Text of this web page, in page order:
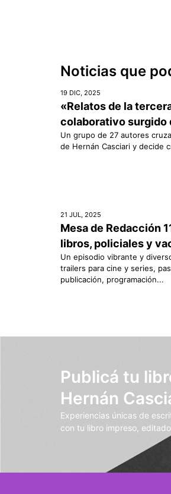
Noticias que
19 DIC, 2025
«Relatos de la
colaborativo surgido
Un grupo de 27 autores
de Hernán Casciari y decide
21 JUL, 2025
Mesa de Redacción
libros, policiales y
Un episodio vibrante y
trailers para cine y series,
publicación, programación...
Publicá tu
Hernán
Experiencias únicas de
con tu libro impreso,